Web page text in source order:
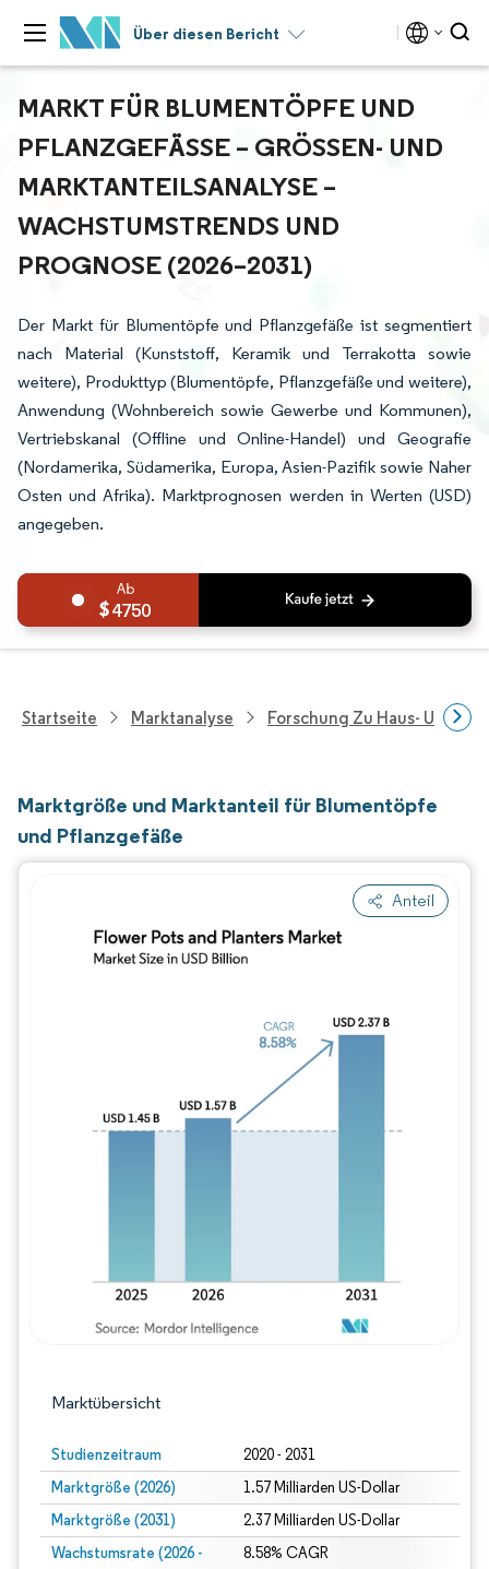
Über diesen Bericht
MARKT FÜR BLUMENTÖPFE UND
PFLANZGEFÄSSE – GRÖSSEN- UND MA
RKTANTEILSANALYSE – WA
CHSTUMSTRENDS UND PR
OGNOSE (2026–2031)
Der Markt für Blumentöpfe und Pflanzgefäße ist segmentiert
nach Material (Kunststoff, Keramik und Terrakotta sowie
weitere), Produkttyp (Blumentöpfe, Pflanzgefäße und weitere),
Anwendung (Wohnbereich sowie Gewerbe und Kommunen),
Vertriebskanal (Offline und Online-Handel) und Geografie
(Nordamerika, Südamerika, Europa, Asien-Pazifik sowie Naher
Osten und Afrika). Marktprognosen werden in Werten (USD)
angegeben.
4750
Startseite Marktanalyse Forschung Zu Haus- Und
Marktgröße und Marktanteil für Blumentöpfe
und Pflanzgefäße
Anteil
Marktübersicht
Studienzeitraum 2020 - 2031
Marktgröße (2026) 1.57 Milliarden US-Dollar
Marktgröße (2031) 2.37 Milliarden US-Dollar
Wachstumsrate (2026 -
8.58% CAGR